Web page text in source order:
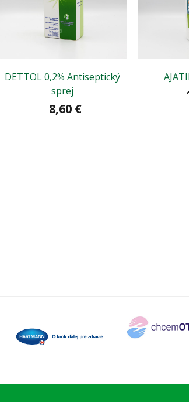
DETTOL 0,2% Antiseptický
sprej
8,60 €